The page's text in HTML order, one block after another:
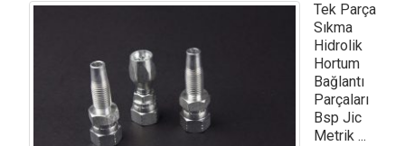
Tek Parça
Sıkma
Hidrolik
Hortum
Bağlantı
Parçaları
Bsp Jic
Metrik ...